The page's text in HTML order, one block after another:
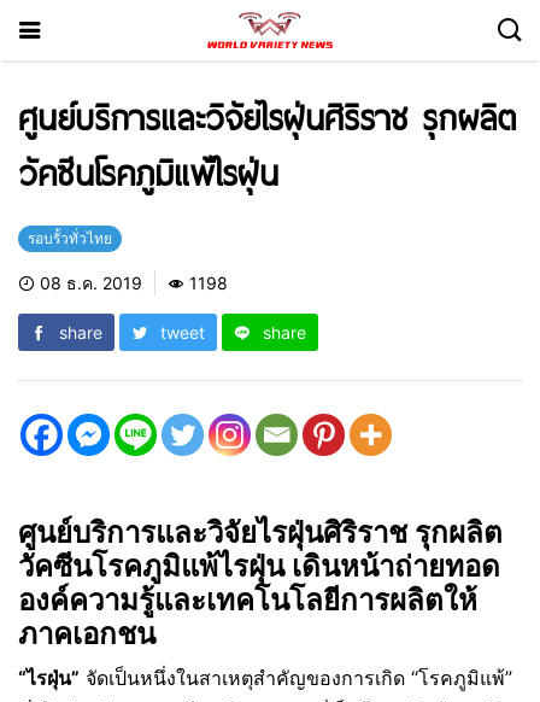
ศูนย์บริการและวิจัยไรฝุ่นศิริราช รุกผลิต
วัคซีนโรคภูมิแพ้ไรฝุ่น
รอบรั้วทั่วไทย
08 ธ.ค. 2019 1198
share tweet share
ศูนย์บริการและวิจัยไรฝุ่นศิริราช รุกผลิต
วัคซีนโรคภูมิแพ้ไรฝุ่น เดินหน้าถ่ายทอด
องค์ความรู้และเทคโนโลยีการผลิตให้
ภาคเอกชน
“ไรฝุ่น” จัดเป็นหนึ่งในสาเหตุสำคัญของการเกิด “โรคภูมิแพ้”